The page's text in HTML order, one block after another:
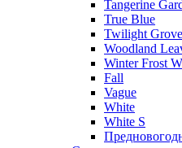
Tangerine
True Blue
Twilight Grove
Woodland
Winter Frost
Fall
Vague
White
White S